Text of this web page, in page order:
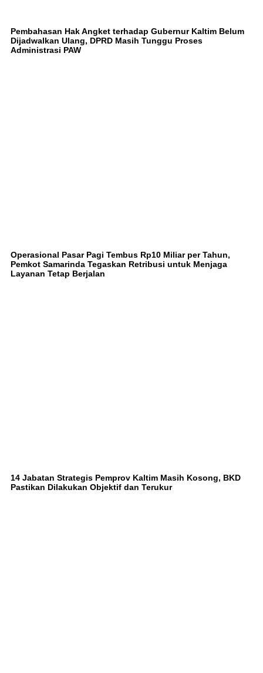
Pembahasan Hak Angket terhadap Gubernur Kaltim Belum
Dijadwalkan Ulang, DPRD Masih Tunggu Proses
Administrasi PAW
Operasional Pasar Pagi Tembus Rp10 Miliar per Tahun,
Pemkot Samarinda Tegaskan Retribusi untuk Menjaga
Layanan Tetap Berjalan
14 Jabatan Strategis Pemprov Kaltim Masih Kosong, BKD
Pastikan Dilakukan Objektif dan Terukur